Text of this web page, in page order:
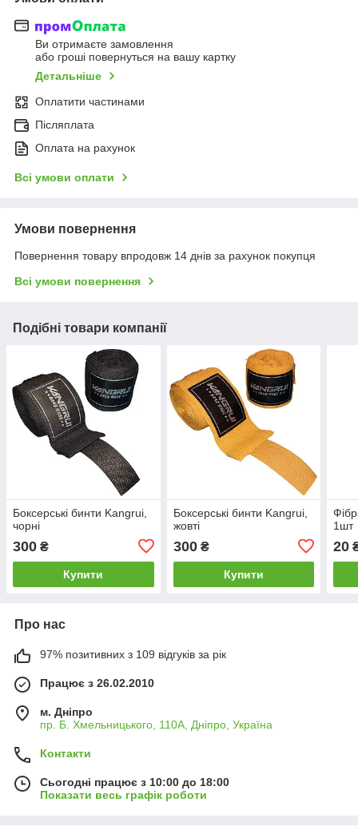
Ви отримаєте замовлення
або гроші повернуться на вашу картку
Детальніше
Оплатити частинами
Післяплата
Оплата на рахунок
Всі умови оплати
Умови повернення
Повернення товару впродовж 14 днів за рахунок покупця
Всі умови повернення
Подібні товари компанії
Боксерські бинти Kangrui,
чорні
300 ₴
Купити
Боксерські бинти Kangrui,
жовті
300₴
Купити
1шт
20
Про нас
97% позитивних з 109 відгуків за рік
Працює з 26.02.2010
м. Дніпро
пр. Б. Хмельницького, 110А, Дніпро, Україна
Контакти
Сьогодні працює з 10:00 до 18:00
Показати весь графік роботи